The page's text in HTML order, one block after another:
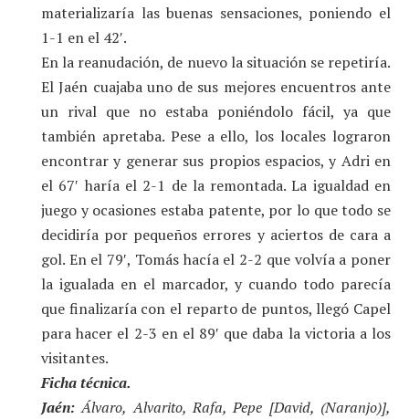
materializaría las buenas sensaciones, poniendo el
1-1 en el 42′.
En la reanudación, de nuevo la situación se repetiría.
El Jaén cuajaba uno de sus mejores encuentros ante
un rival que no estaba poniéndolo fácil, ya que
también apretaba. Pese a ello, los locales lograron
encontrar y generar sus propios espacios, y Adri en
el 67′ haría el 2-1 de la remontada. La igualdad en
juego y ocasiones estaba patente, por lo que todo se
decidiría por pequeños errores y aciertos de cara a
gol. En el 79′, Tomás hacía el 2-2 que volvía a poner
la igualada en el marcador, y cuando todo parecía
que finalizaría con el reparto de puntos, llegó Capel
para hacer el 2-3 en el 89′ que daba la victoria a los
visitantes.
Ficha técnica.
Jaén: Álvaro, Alvarito, Rafa, Pepe [David, (Naranjo)],